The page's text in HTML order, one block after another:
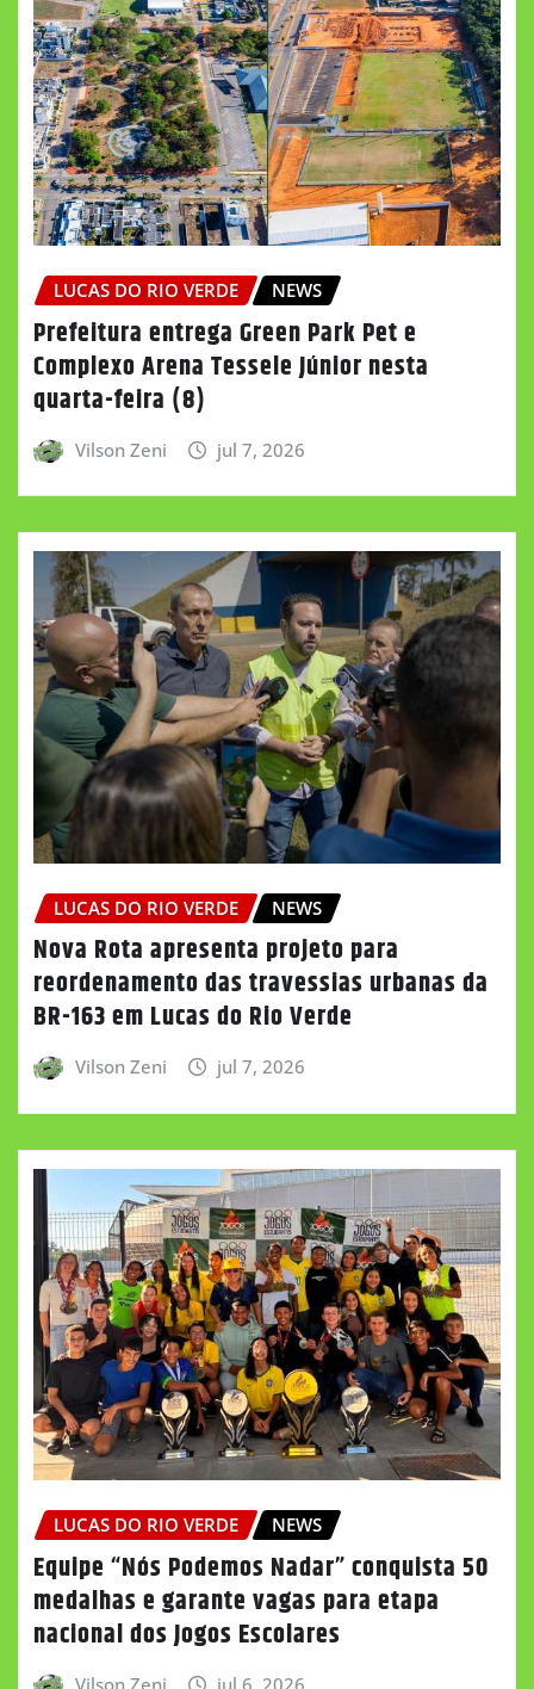
LUCAS DO RIO VERDE NEWS
Prefeitura entrega Green Park Pet e
Complexo Arena Tessele Júnior nesta
quarta-feira (8)
Vilson Zeni jul 7, 2026
LUCAS DO RIO VERDE NEWS
Nova Rota apresenta projeto para
reordenamento das travessias urbanas da
BR-163 em Lucas do Rio Verde
Vilson Zeni jul 7, 2026
LUCAS DO RIO VERDE NEWS
Equipe “Nós Podemos Nadar” conquista 50
medalhas e garante vagas para etapa
nacional dos Jogos Escolares
Vilson Zeni jul 6, 2026